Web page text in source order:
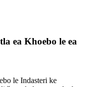
ea Khoebo le ea
le Indasteri ke